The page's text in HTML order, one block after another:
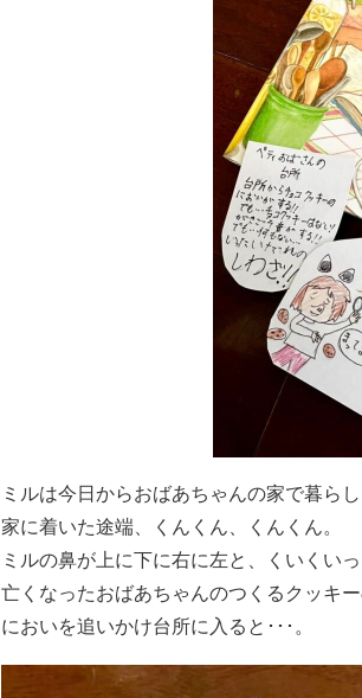
ミルは今日からおばあちゃんの家で暮ら
家に着いた途端、くんくん、くんくん。
ミルの鼻が上に下に右に左と、くいくい
亡くなったおばあちゃんのつくるクッキ
においを追いかけ台所に入ると･･･。